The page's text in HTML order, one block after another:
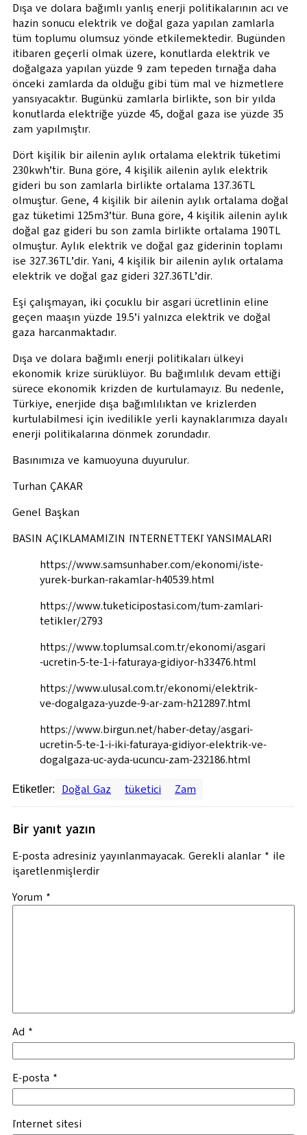
Dışa ve dolara bağımlı yanlış enerji politikalarının acı ve
hazin sonucu elektrik ve doğal gaza yapılan zamlarla
tüm toplumu olumsuz yönde etkilemektedir. Bugünden
itibaren geçerli olmak üzere, konutlarda elektrik ve
doğalgaza yapılan yüzde 9 zam tepeden tırnağa daha
önceki zamlarda da olduğu gibi tüm mal ve hizmetlere
yansıyacaktır. Bugünkü zamlarla birlikte, son bir yılda
konutlarda elektriğe yüzde 45, doğal gaza ise yüzde 35
zam yapılmıştır.
Dört kişilik bir ailenin aylık ortalama elektrik tüketimi
230kwh’tir. Buna göre, 4 kişilik ailenin aylık elektrik
gideri bu son zamlarla birlikte ortalama 137.36TL
olmuştur. Gene, 4 kişilik bir ailenin aylık ortalama doğal
gaz tüketimi 125m3’tür. Buna göre, 4 kişilik ailenin aylık
doğal gaz gideri bu son zamla birlikte ortalama 190TL
olmuştur. Aylık elektrik ve doğal gaz giderinin toplamı
ise 327.36TL’dir. Yani, 4 kişilik bir ailenin aylık ortalama
elektrik ve doğal gaz gideri 327.36TL’dir.
Eşi çalışmayan, iki çocuklu bir asgari ücretlinin eline
geçen maaşın yüzde 19.5’i yalnızca elektrik ve doğal
gaza harcanmaktadır.
Dışa ve dolara bağımlı enerji politikaları ülkeyi
ekonomik krize sürüklüyor. Bu bağımlılık devam ettiği
sürece ekonomik krizden de kurtulamayız. Bu nedenle,
Türkiye, enerjide dışa bağımlılıktan ve krizlerden
kurtulabilmesi için ivedilikle yerli kaynaklarımıza dayalı
enerji politikalarına dönmek zorundadır.
Basınımıza ve kamuoyuna duyurulur.
Turhan ÇAKAR
Genel Başkan
BASIN AÇIKLAMAMIZIN İNTERNETTEKİ YANSIMALARI
https://www.samsunhaber.com/ekonomi/iste-
yurek-burkan-rakamlar-h40539.html
https://www.tuketicipostasi.com/tum-zamlari-
tetikler/2793
https://www.toplumsal.com.tr/ekonomi/asgari
-ucretin-5-te-1-i-faturaya-gidiyor-h33476.html
https://www.ulusal.com.tr/ekonomi/elektrik-
ve-dogalgaza-yuzde-9-ar-zam-h212897.html
https://www.birgun.net/haber-detay/asgari-
ucretin-5-te-1-i-iki-faturaya-gidiyor-elektrik-ve-
dogalgaza-uc-ayda-ucuncu-zam-232186.html
Etiketler: Doğal Gaz tüketici Zam
Bir yanıt yazın
E-posta adresiniz yayınlanmayacak. Gerekli alanlar * ile
işaretlenmişlerdir
Yorum *
Ad *
E-posta *
İnternet sitesi